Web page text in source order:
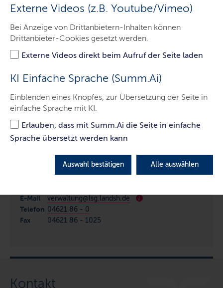
Externe Videos (z.B. Youtube/Vimeo)
Bei Anzeige von Drittanbietern-Inhalten können
Drittanbieter-Cookies gesetzt werden.
Externe Videos direkt beim Aufruf der Seite laden
KI Einfache Sprache (Summ.Ai)
Einblenden eines Knopfes, zur Übersetzung der Seite in
einfache Sprache mit KI.
Erlauben, dass mit Summ.Ai die Seite in einfache
Sprache übersetzt werden kann
Auswahl bestätigen Alle auswählen
Service
Datenschutz Landessozialgericht
Schleswig-Holsteinisches
Landessozialgericht
Gottorfstraße 2, 24837 Schleswig
E-Mail
verwaltung@lsg.landsh.de
i
Telefon 04621 86 - 0
Fax 04621 86 - 1025
Kontakt